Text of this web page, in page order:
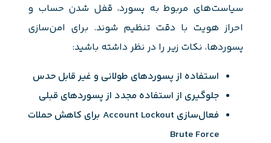
سیاست‌های مربوط به پسورد، قفل شدن حساب و
احراز هویت با دقت تنظیم شوند. برای امن‌سازی
پسوردها، نکات زیر را در نظر داشته باشید:
استفاده از پسوردهای طولانی و غیر قابل حدس
جلوگیری از استفاده مجدد از پسوردهای قبلی
فعال‌سازی Account Lockout برای کاهش حملات
Brute Force